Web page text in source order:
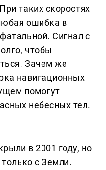
таких скоростях
ошибка в
Сигнал с
чтобы
Зачем же
навигационных
помогут
небесных тел.
в 2001 году, но
только с Земли.